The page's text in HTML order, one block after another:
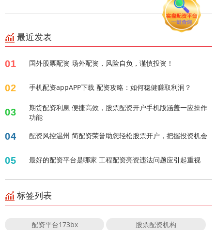
最近发表
01 国外股票配资 场外配资，风险自负，谨慎投资！
02 手机配资appAPP下载 配资攻略：如何稳健赚取利润？
03
期货配资利息 便捷高效，股票配资开户手机版涵盖一应操作
功能
04 配资风控温州 简配资荣誉助您轻松股票开户，把握投资机会
05 最好的配资平台是哪家 工程配资亮资违法问题应引起重视
标签列表
配资平台173bx 股票配资机构